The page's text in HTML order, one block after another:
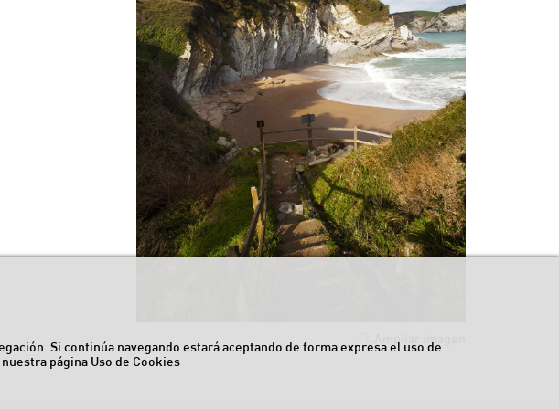
Si continúa navegando estará aceptando de forma expresa el uso de
página Uso de Cookies
Ampliar imagen